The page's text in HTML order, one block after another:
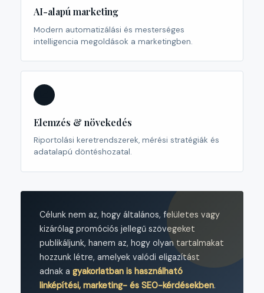
AI-alapú marketing
Modern automatizálási és mesterséges
intelligencia megoldások a marketingben.
Elemzés & növekedés
Riportolási keretrendszerek, mérési stratégiák és
adatalapú döntéshozatal.
Célunk nem az, hogy általános, felületes vagy
kizárólag promóciós jellegű szövegeket
publikáljunk, hanem az, hogy olyan tartalmakat
hozzunk létre, amelyek valódi eligazítást
adnak a gyakorlatban is használható
linképítési, marketing- és SEO-kérdésekben.